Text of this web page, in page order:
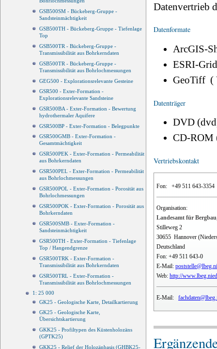
GSB500SM - Bückeberg-Gruppe -
Sandsteinmächtigkeit
GSB500TH - Bückeberg-Gruppe - Tiefenlage
Top
GSB500TR - Bückeberg-Gruppe -
Transmissibilität aus Bohrkerndaten
GSB500TR - Bückeberg-Gruppe -
Transmissibilität aus Bohrlochmessungen
GEG500 - Explorationsrelevante Gesteine
GSR500 - Exter-Formation -
Explorationsrelevante Sandsteine
GSR500BA - Exter-Formation - Bewertung
hydrothermaler Aquifere
GSR500BP - Exter-Formation - Belegpunkte
GSR500GMB - Exter-Formation -
Gesamtmächtigkeit
GSR500PEK - Exter-Formation - Permeabilität
aus Bohrkerndaten
GSR500PEL - Exter-Formation - Permeabilität
aus Bohrlochmessungen
GSR500POL - Exter-Formation - Porosität aus
Bohrlochmessungen
GSR500POK - Exter-Formation - Porosität aus
Bohrkerndaten
GSR500SMB - Exter-Formation -
Sandsteinmächtigkeit
GSR500TH - Exter-Formation - Tiefenlage
Top / Hangendgrenze
GSR500TRK - Exter-Formation -
Transmissibilität aus Bohrkerndaten
GSR500TRL - Exter-Formation -
Transmissibilität aus Bohrlochmessungen
1: 25 000
GK25 - Geologische Karte, Detailkartierung
GK25 - Geologische Karte,
Übersichtskartierung
GKK25 - Profiltypen des Küstenholozäns
(GPTK25)
GKK25 - Relief der Holozänbasis (GHBK25-
Datenvertrieb
Datenformate
ArcGIS-
ESRI-
GeoTiff (
Datenträger
DVD
CD-ROM
Vertriebskontakt
Fon: +49 511 643-3354
Organisation:
Landesamt für
Stilleweg 2
30655 Hannover
Deutschland
Fon: +49 511 643-0
E-Mail:
Web: http://
E-Mail: